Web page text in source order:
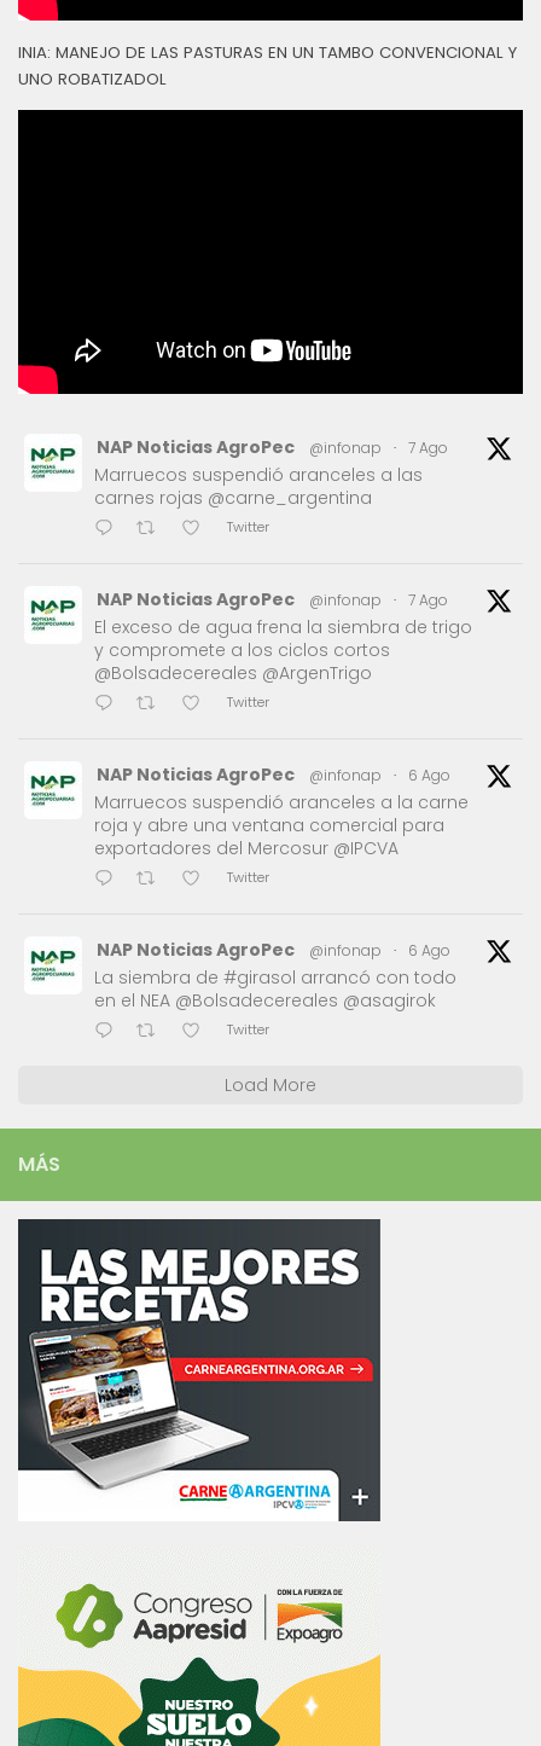
INIA: MANEJO DE LAS PASTURAS EN UN TAMBO CONVENCIONAL Y
UNO ROBATIZADOL
NAP Noticias AgroPec @infonap · 7 Ago
Marruecos suspendió aranceles a las
carnes rojas @carne_argentina
Twitter
NAP Noticias AgroPec @infonap · 7 Ago
El exceso de agua frena la siembra de trigo
y compromete a los ciclos cortos
@Bolsadecereales @ArgenTrigo
Twitter
NAP Noticias AgroPec @infonap · 6 Ago
Marruecos suspendió aranceles a la carne
roja y abre una ventana comercial para
exportadores del Mercosur @IPCVA
Twitter
NAP Noticias AgroPec @infonap · 6 Ago
La siembra de #girasol arrancó con todo
en el NEA @Bolsadecereales @asagirok
Twitter
Load More
MÁS